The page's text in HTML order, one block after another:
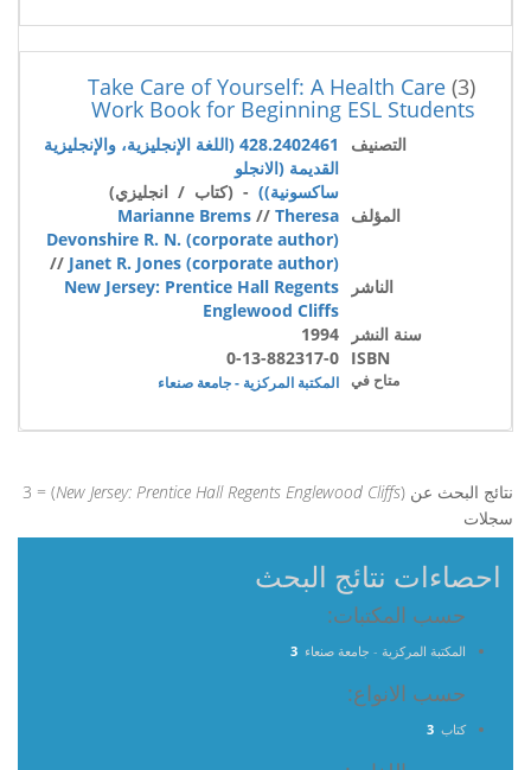
(3)
Take Care of Yourself: A Health Care
Work Book for Beginning ESL Students
التصنيف
428.2402461 (اللغة الإنجليزية، والإنجليزية
القديمة (الانجلو
ساكسونية)) - (كتاب / انجليزي)
المؤلف
Marianne Brems // Theresa
Devonshire R. N. (corporate author)
// Janet R. Jones (corporate author)
الناشر
New Jersey: Prentice Hall Regents
Englewood Cliffs
سنة النشر
1994
ISBN
0-13-882317-0
متاح في المكتبة المركزية - جامعة صنعاء
نتائج البحث عن (New Jersey: Prentice Hall Regents Englewood Cliffs
) = 3
سجلات
احصاءات نتائج البحث
حسب المكتبات:
المكتبة المركزية - جامعة صنعاء 3
حسب الانواع:
كتاب 3